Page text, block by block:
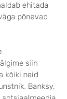
ehitada
põnevad
siin
kõiki neid
Banksy,